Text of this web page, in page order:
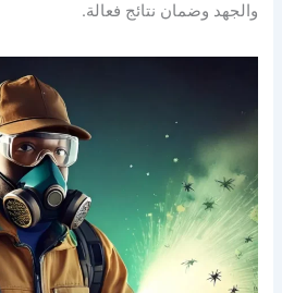
والجهد وضمان نتائج فعالة.